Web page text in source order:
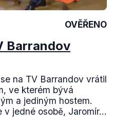
OVĚŘENO
Barrandov
na TV Barrandov vrátil
ve kterém bývá
a jediným hostem.
jedné osobě, Jaromír...